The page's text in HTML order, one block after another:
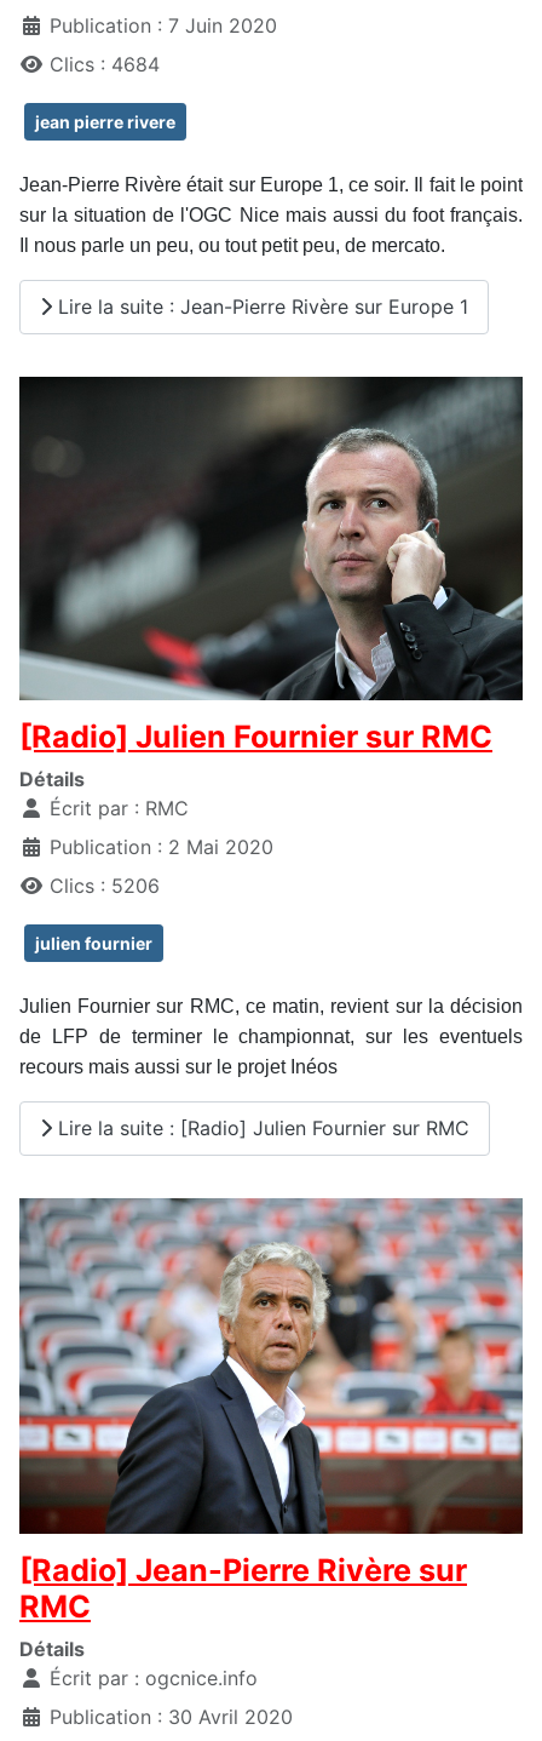
Publication : 7 Juin 2020
Clics : 4684
jean pierre rivere
Jean-Pierre Rivère était sur Europe 1, ce soir. Il fait le point
sur la situation de l'OGC Nice mais aussi du foot français.
Il nous parle un peu, ou tout petit peu, de mercato.
Lire la suite : Jean-Pierre Rivère sur Europe 1
[Radio] Julien Fournier sur RMC
Détails
Écrit par : RMC
Publication : 2 Mai 2020
Clics : 5206
julien fournier
Julien Fournier sur RMC, ce matin, revient sur la décision
de LFP de terminer le championnat, sur les eventuels
recours mais aussi sur le projet Inéos
Lire la suite : [Radio] Julien Fournier sur RMC
[Radio] Jean-Pierre Rivère sur
RMC
Détails
Écrit par : ogcnice.info
Publication : 30 Avril 2020